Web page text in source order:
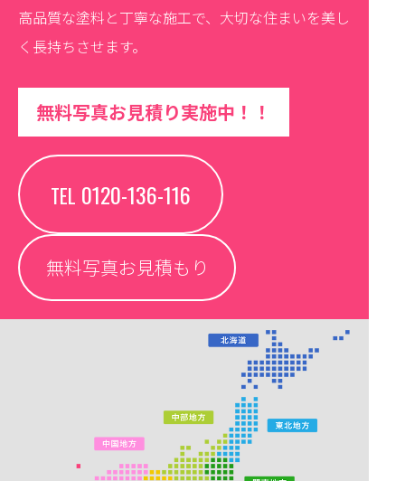
高品質な塗料と丁寧な施工で、大切な住まいを美し
く長持ちさせます。
無料写真お見積り実施中！！
TEL 0120-136-116
無料写真お見積もり